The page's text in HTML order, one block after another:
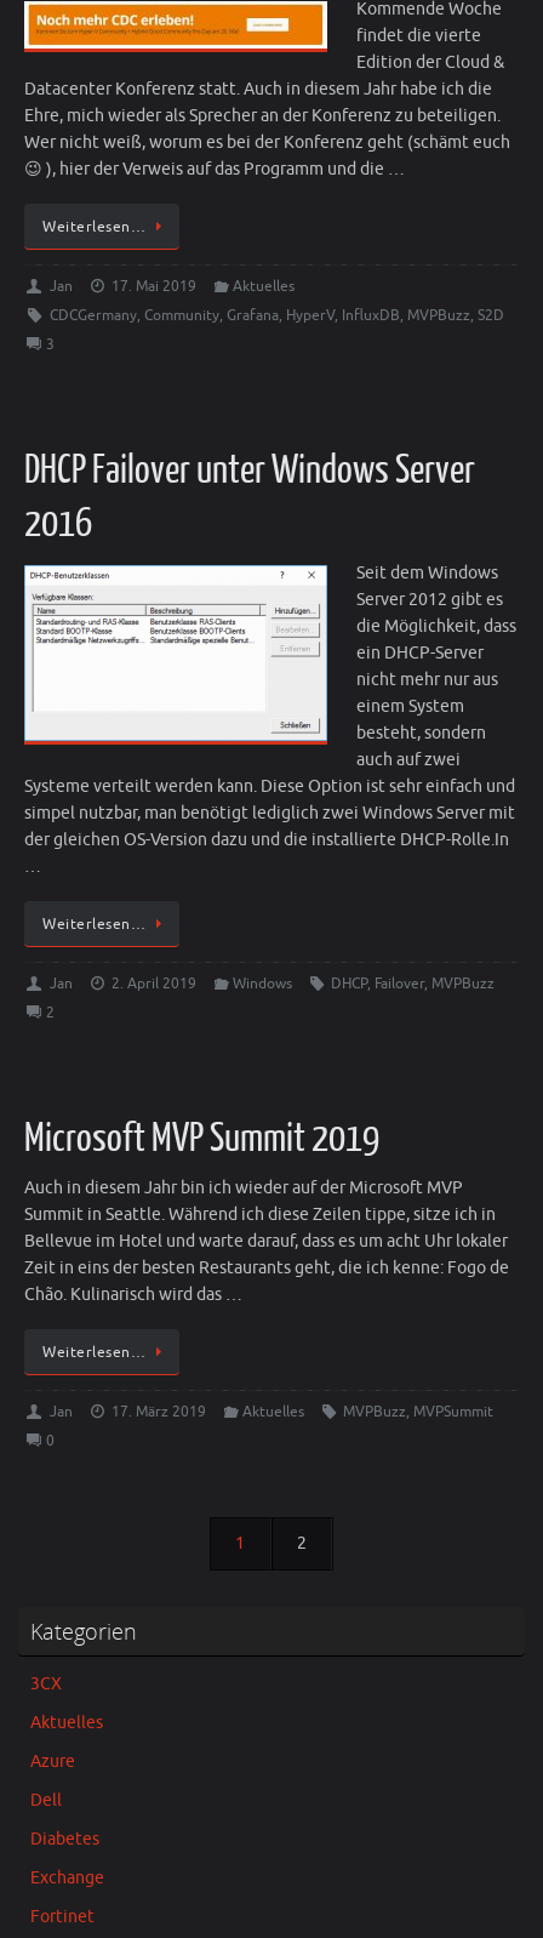
Kommende Woche
findet die vierte
Edition der Cloud &
Datacenter Konferenz statt. Auch in diesem Jahr habe ich die
Ehre, mich wieder als Sprecher an der Konferenz zu beteiligen.
Wer nicht weiß, worum es bei der Konferenz geht (schämt euch
😉 ), hier der Verweis auf das Programm und die …
Weiterlesen…
Jan 17. Mai 2019
Aktuelles
CDCGermany, Community, Grafana, HyperV, InfluxDB, MVPBuzz, S2D
3
DHCP Failover unter Windows Server
2016
Seit dem Windows
Server 2012 gibt es
die Möglichkeit, dass
ein DHCP-Server
nicht mehr nur aus
einem System
besteht, sondern
auch auf zwei
Systeme verteilt werden kann. Diese Option ist sehr einfach und
simpel nutzbar, man benötigt lediglich zwei Windows Server mit
der gleichen OS-Version dazu und die installierte DHCP-Rolle.In
…
Weiterlesen…
Jan 2. April 2019 Windows DHCP, Failover, MVPBuzz
2
Microsoft MVP Summit 2019
Auch in diesem Jahr bin ich wieder auf der Microsoft MVP
Summit in Seattle. Während ich diese Zeilen tippe, sitze ich in
Bellevue im Hotel und warte darauf, dass es um acht Uhr lokaler
Zeit in eins der besten Restaurants geht, die ich kenne: Fogo de
Chão. Kulinarisch wird das …
Weiterlesen…
Jan 17. März 2019 Aktuelles MVPBuzz, MVPSummit
0
1 2
Kategorien
3CX
Aktuelles
Azure
Dell
Diabetes
Exchange
Fortinet